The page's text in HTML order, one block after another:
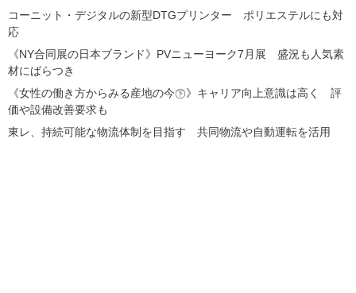
コーニット・デジタルの新型DTGプリンター ポリエステルにも対
応
《NY合同展の日本ブランド》PVニューヨーク7月展 盛況も人気素
材にばらつき
《女性の働き方からみる産地の今㊦》キャリア向上意識は高く 評
価や設備改善要求も
東レ、持続可能な物流体制を目指す 共同物流や自動運転を活用